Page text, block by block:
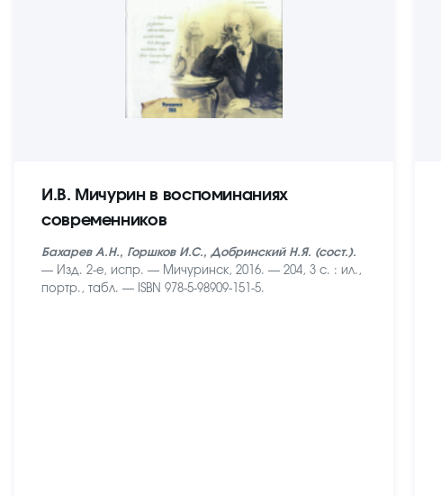
И.В. Мичурин в воспоминаниях
современников
Бахарев А.Н., Горшков И.С., Добринский Н.Я. (сост.).
— Изд. 2-е, испр. — Мичуринск, 2016. — 204, 3 с. : ил.,
портр., табл. — ISBN 978-5-98909-151-5.